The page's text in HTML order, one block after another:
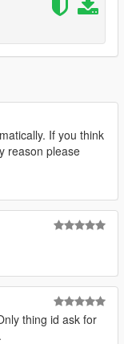
If you think
reason please
thing id ask for